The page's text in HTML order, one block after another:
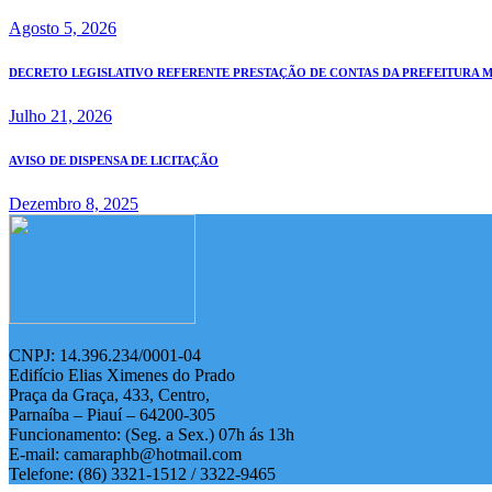
Agosto 5, 2026
DECRETO LEGISLATIVO REFERENTE PRESTAÇÃO DE CONTAS DA PREFEITURA
Julho 21, 2026
AVISO DE DISPENSA DE LICITAÇÃO
Dezembro 8, 2025
CNPJ: 14.396.234/0001-04
Edifício Elias Ximenes do Prado
Praça da Graça, 433, Centro,
Parnaíba – Piauí – 64200-305
Funcionamento: (Seg. a Sex.) 07h ás 13h
E-mail: camaraphb@hotmail.com
Telefone: (86) 3321-1512 / 3322-9465